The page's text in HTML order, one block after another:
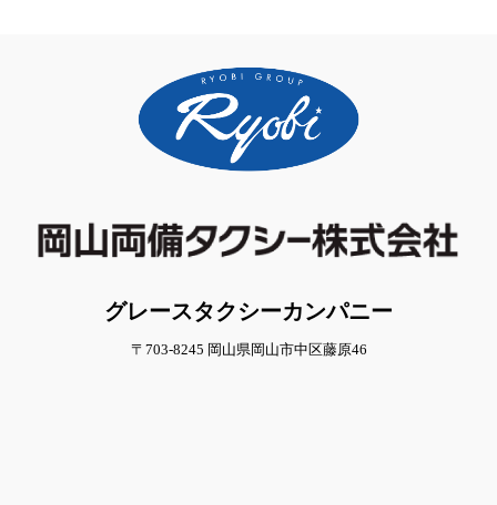
グレースタクシーカンパニー
〒703-8245 岡山県岡山市中区藤原46